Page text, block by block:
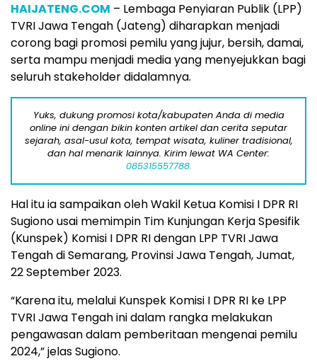
HAIJATENG.COM – Lembaga Penyiaran Publik (LPP)
TVRI Jawa Tengah (Jateng) diharapkan menjadi
corong bagi promosi pemilu yang jujur, bersih, damai,
serta mampu menjadi media yang menyejukkan bagi
seluruh stakeholder didalamnya.
Yuks, dukung promosi kota/kabupaten Anda di media
online ini dengan bikin konten artikel dan cerita seputar
sejarah, asal-usul kota, tempat wisata, kuliner tradisional,
dan hal menarik lainnya. Kirim lewat WA Center:
085315557788.
Hal itu ia sampaikan oleh Wakil Ketua Komisi I DPR RI
Sugiono usai memimpin Tim Kunjungan Kerja Spesifik
(Kunspek) Komisi I DPR RI dengan LPP TVRI Jawa
Tengah di Semarang, Provinsi Jawa Tengah, Jumat,
22 September 2023.
“Karena itu, melalui Kunspek Komisi I DPR RI ke LPP
TVRI Jawa Tengah ini dalam rangka melakukan
pengawasan dalam pemberitaan mengenai pemilu
2024,” jelas Sugiono.